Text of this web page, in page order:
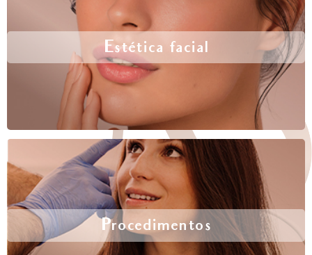
Estética facial
Procedimentos